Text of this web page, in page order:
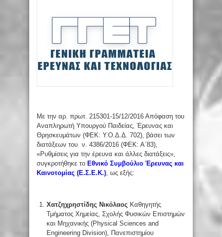
Με την αρ. πρωτ. 215301-15/12/2016 Απόφαση του
Αναπληρωτή Υπουργού Παιδείας, Έρευνας και
Θρησκευμάτων (ΦΕΚ: Υ.Ο.Δ.Δ. 702), βάσει των
διατάξεων του ν. 4386/2016 (ΦΕΚ: Α΄83),
«Ρυθμίσεις για την έρευνα και άλλες διατάξεις»,
συγκροτήθηκε το Εθνικό Συμβούλιο Έρευνας και
Καινοτομίας (Ε.Σ.Ε.Κ.) , ως εξής:
Χατζηχρηστίδης Νικόλαος Καθηγητής
Τμήματος Χημείας, Σχολής Φυσικών Επιστημών
και Μηχανικής (Physical Sciences and
Engineering Division), Πανεπιστημίου